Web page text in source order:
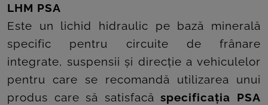
LHM PSA
Este un lichid hidraulic pe bază minerală
specific pentru circuite de frânare
integrate, suspensii și direcție a vehiculelor
pentru care se recomandă utilizarea unui
produs care să satisfacăspecificația PSA